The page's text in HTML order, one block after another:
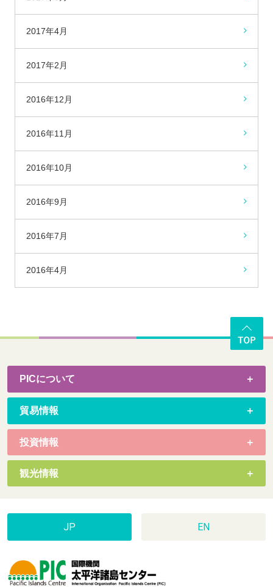
2017年4月
2017年2月
2016年12月
2016年11月
2016年10月
2016年9月
2016年7月
2016年4月
PICについて
貿易情報
投資情報
観光情報
JP EN